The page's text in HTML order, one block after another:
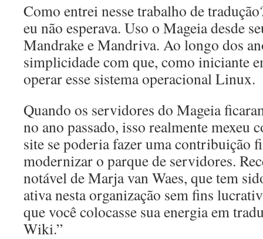
Como entrei nesse trabalho de
eu não esperava. Uso o Mageia desde
Mandrake e Mandriva. Ao longo dos
simplicidade com que, como iniciante
operar esse sistema operacional Linux.
Quando os servidores do Mageia
no ano passado, isso realmente mexeu
site se poderia fazer uma contribuição
modernizar o parque de servidores.
notável de Marja van Waes, que tem
ativa nesta organização sem fins
que você colocasse sua energia em
Wiki.”